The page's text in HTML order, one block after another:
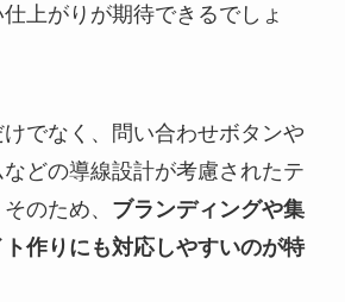
上がりが期待できるでしょ
でなく、問い合わせボタンや
どの導線設計が考慮されたテ
のため、 ブランディングや集
作りにも対応しやすいのが特